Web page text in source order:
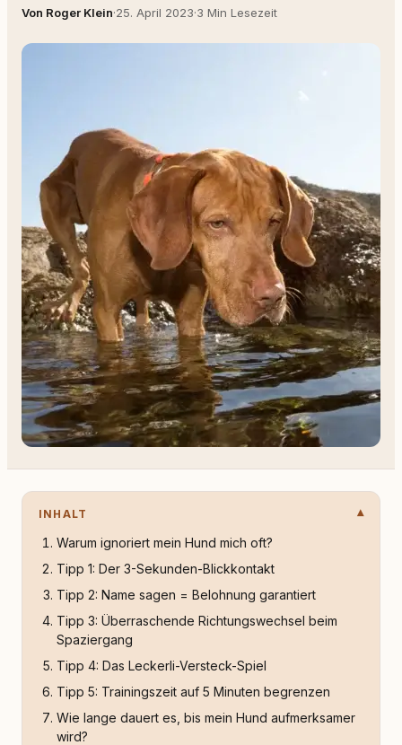
Von Roger Klein·25. April 2023·3 Min Lesezeit
INHALT
Warum ignoriert mein Hund mich oft?
Tipp 1: Der 3-Sekunden-Blickkontakt
Tipp 2: Name sagen = Belohnung garantiert
Tipp 3: Überraschende Richtungswechsel beim
Spaziergang
Tipp 4: Das Leckerli-Versteck-Spiel
Tipp 5: Trainingszeit auf 5 Minuten begrenzen
Wie lange dauert es, bis mein Hund aufmerksamer
wird?